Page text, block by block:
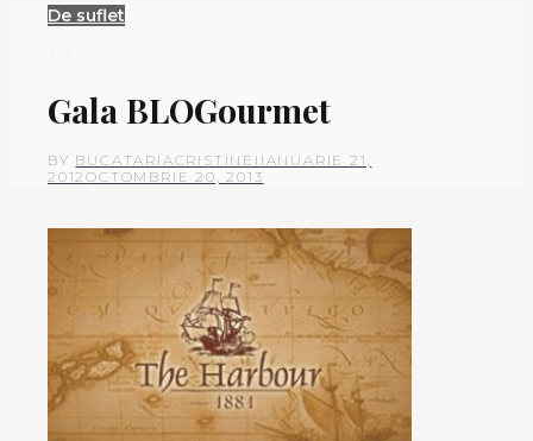
De suflet
Gala BLOGourmet
BY BUCATARIACRISTINEI IANUARIE 21,
2012OCTOMBRIE 20, 2013